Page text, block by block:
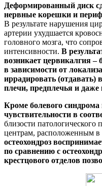
Деформированный диск
нервные корешки и
В результате нарушения
артерии ухудшается
головного мозга, что
интенсивности. В
возникает цервикалгия
в зависимости от
иррадировать (отдавать)
плечи, предплечья и
Кроме болевого
чувствительности в
близости
центрам, расположенным в
остеохондроз
по сравнению с
крестцового отделов